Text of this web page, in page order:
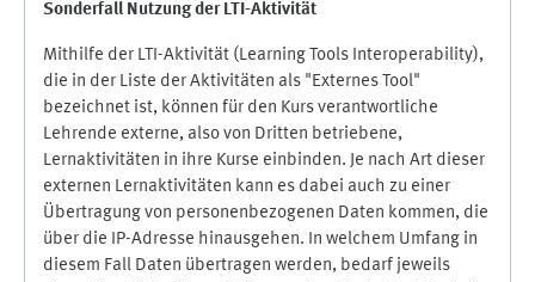
Sonderfall Nutzung der LTI-Aktivität
Mithilfe der LTI-Aktivität (Learning Tools Interoperability),
die in der Liste der Aktivitäten als "Externes Tool"
bezeichnet ist, können für den Kurs verantwortliche
Lehrende externe, also von Dritten betriebene,
Lernaktivitäten in ihre Kurse einbinden. Je nach Art dieser
externen Lernaktivitäten kann es dabei auch zu einer
Übertragung von personenbezogenen Daten kommen, die
über die IP-Adresse hinausgehen. In welchem Umfang in
diesem Fall Daten übertragen werden, bedarf jeweils